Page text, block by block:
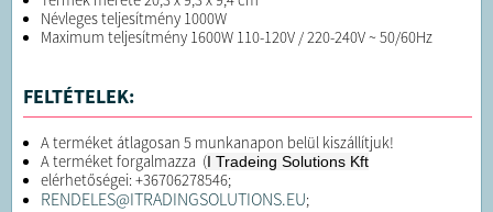
Névleges teljesítmény 1000W
Maximum teljesítmény 1600W 110-120V / 220-240V ~ 50/60Hz
FELTÉTELEK:
A terméket átlagosan 5 munkanapon belül kiszállítjuk!
A terméket forgalmazza (I Tradeing Solutions Kft
elérhetőségei: +36706278546;
RENDELES@ITRADINGSOLUTIONS.EU;